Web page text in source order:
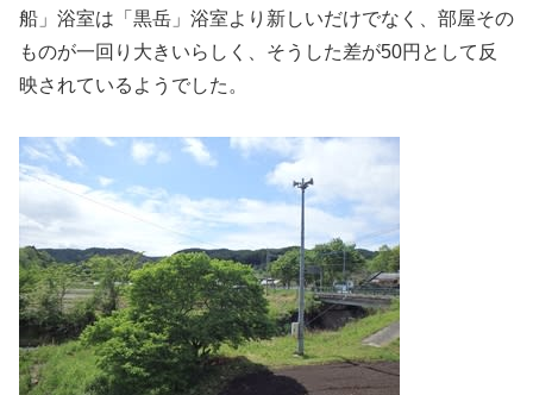
船」浴室は「黒岳」浴室より新しいだけでなく、部屋その
ものが一回り大きいらしく、そうした差が50円として反
映されているようでした。